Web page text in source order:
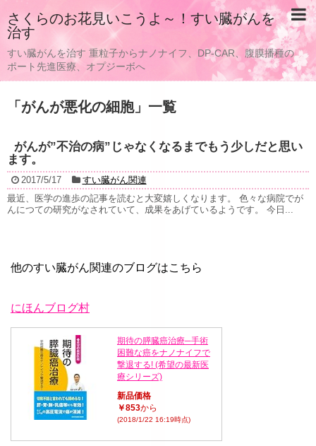
さくらのお花見いこうよ～！すい臓がんを
治す
すい臓がんを治す 重粒子からナノナイフ、DP-CAR、腹膜播種の
ポート先進医療、オプジーボへ
「 がんが悪化の細胞」 一覧
がんが”不治の病”じゃなくなるまでもう少しだと思い
ます。
2017/5/17
すい臓がん関連
最近、医学の進歩の記事を読むと大変嬉しくなります。 色々な病院でが
んにつての研究がなされていて、成果をあげているようです。 今日...
他のすい臓がん関連のブログはこちら
にほんブログ村
期待の膵臓癌治療─手術
困難な癌をナノナイフで
撃退する! (希望の最新医
療シリーズ)
新品価格
￥853から
(2018/1/22 16:19時点)